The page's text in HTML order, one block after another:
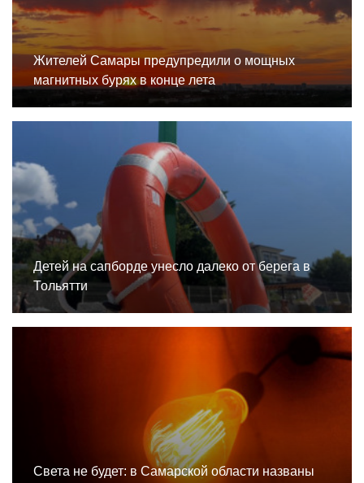
Жителей Самары предупредили о мощных
магнитных бурях в конце лета
Детей на сапборде унесло далеко от берега в
Тольятти
Света не будет: в Самарской области названы